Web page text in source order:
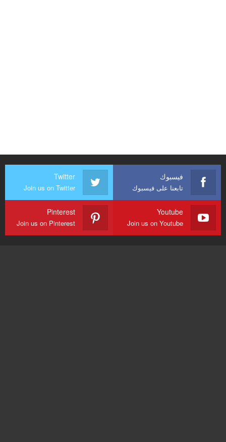
فيسبوك
تابعنا على فيسبوك
Twitter
Join us on Twitter
Youtube
Join us on Youtube
Pinterest
Join us on Pinterest